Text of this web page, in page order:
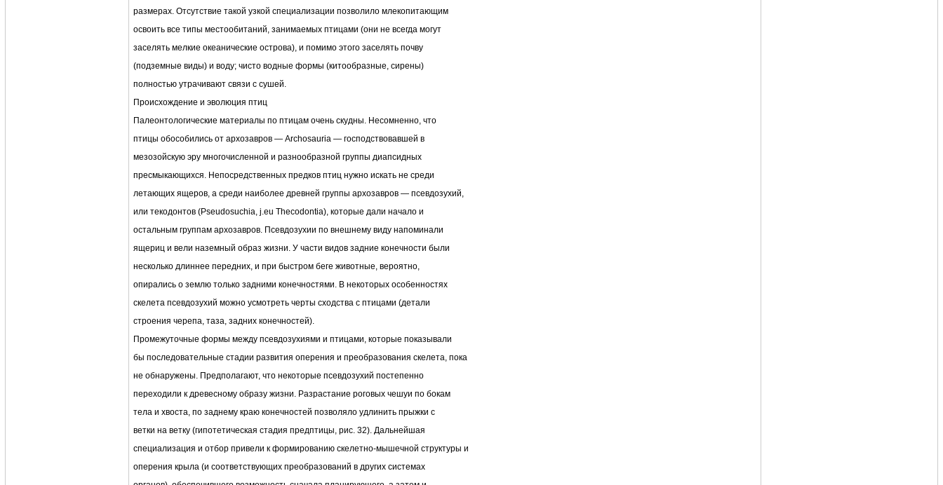
размерах. Отсутствие такой узкой специализации позволило млекопитающим
освоить все типы местообитаний, занимаемых птицами (они не всегда могут
заселять мелкие океанические острова), и помимо этого заселять почву
(подземные виды) и воду; чисто водные формы (китообразные, сирены)
полностью утрачивают связи с сушей.
Происхождение и эволюция птиц
Палеонтологические материалы по птицам очень скудны. Несомненно, что
птицы обособились от архозавров — Archosauria — господствовавшей в
мезозойскую эру многочисленной и разнообразной группы диапсидных
пресмыкающихся. Непосредственных предков птиц нужно искать не среди
летающих ящеров, а среди наиболее древней группы архозавров — псевдозухий,
или текодонтов (Pseudosuchia, j.eu Thecodontia), которые дали начало и
остальным группам архозавров. Псевдозухии по внешнему виду напоминали
ящериц и вели наземный образ жизни. У части видов задние конечности были
несколько длиннее передних, и при быстром беге животные, вероятно,
опирались о землю только задними конечностями. В некоторых особенностях
скелета псевдозухий можно усмотреть черты сходства с птицами (детали
строения черепа, таза, задних конечностей).
Промежуточные формы между псевдозухиями и птицами, которые показывали
бы последовательные стадии развития оперения и преобразования скелета, пока
не обнаружены. Предполагают, что некоторые псевдозухий постепенно
переходили к древесному образу жизни. Разрастание роговых чешуи по бокам
тела и хвоста, по заднему краю конечностей позволяло удлинить прыжки с
ветки на ветку (гипотетическая стадия предптицы, рис. 32). Дальнейшая
специализация и отбор привели к формированию скелетно-мышечной структуры и
оперения крыла (и соответствующих преобразований в других системах